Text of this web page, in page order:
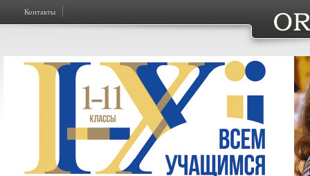
Контакты